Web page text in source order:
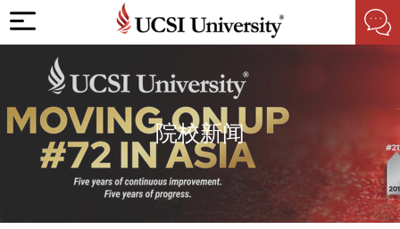
院校新闻